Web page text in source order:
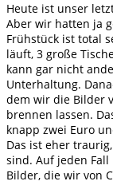
Heute ist unser
Aber wir hatten ja
Frühstück ist total
läuft, 3 große
kann gar nicht
Unterhaltung.
dem wir die Bilder
brennen lassen.
knapp zwei Euro
Das ist eher
sind. Auf jeden
Bilder, die wir von